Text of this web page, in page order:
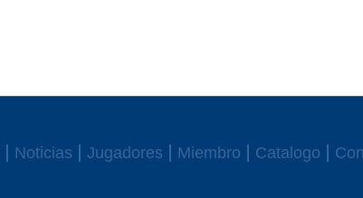
Noticias Jugadores Miembro Catalogo